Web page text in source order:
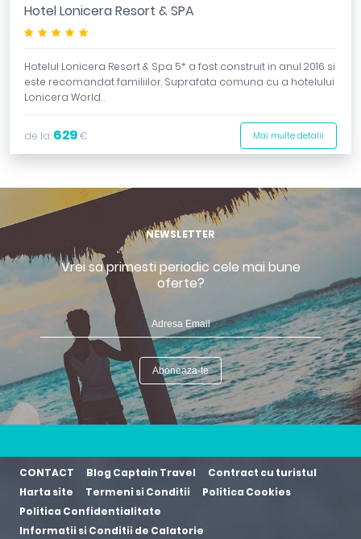
Hotel Lonicera Resort & SPA
Hotelul Lonicera Resort & Spa 5* a fost construit in anul 2016 si
este recomandat familiilor. Suprafata comuna cu a hotelului
Lonicera World. .
de la: 629€ Mai multe detalii
NEWSLETTER
Vrei sa primesti periodic cele mai bune
oferte?
CONTACT Blog Captain Travel
Contract cu turistul
Harta site
Termeni si Conditii
Politica Cookies
Politica Confidentialitate
Informatii si Conditii de Calatorie